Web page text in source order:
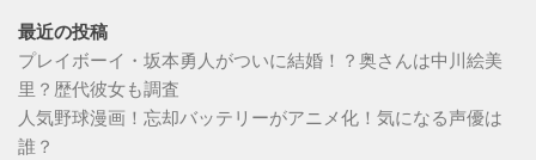
最近の投稿
プレイボーイ・坂本勇人がついに結婚！？奥さんは中川絵美
里？歴代彼女も調査
人気野球漫画！忘却バッテリーがアニメ化！気になる声優は
誰？